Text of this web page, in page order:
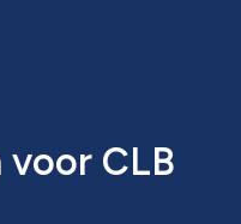
voor CLB